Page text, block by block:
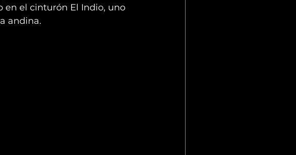
en el cinturón El Indio, uno
andina.